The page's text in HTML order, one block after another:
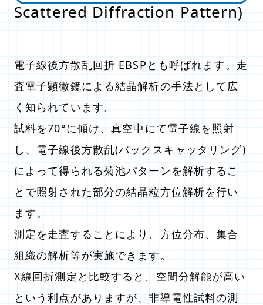
Scattered Diffraction Pattern)
電子線後方散乱回折 EBSPとも呼ばれます。走
査電子顕微鏡による結晶解析の手法として広
く知られています。
試料を70°に傾け、真空中にて電子線を照射
し、電子線後方散乱(バックスキャッタリング)
によって得られる菊池パターンを解析するこ
とで照射された部分の結晶粒方位解析を行い
ます。
測定を走査することにより、方位分布、集合
組織の解析等が実施できます。
X線回折測定と比較すると、空間分解能が高い
という利点がありますが、非導電性試料の測